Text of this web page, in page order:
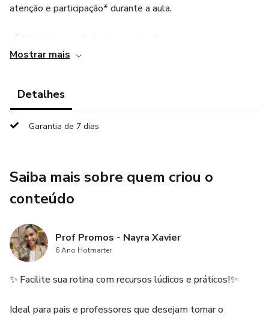
atenção e participação* durante a aula.
🖍️ Perfeito para *colorir e montar*.
• Arquivo em *pdf pronto para impressão*
• *Material não editável*
• Atividade *interativa em 3D*
• Atividade *para colorir e montar*
Uma proposta *simples, econômica e super encantadora*
Mostrar mais
Detalhes
Garantia de 7 dias
Saiba mais sobre quem criou o
conteúdo
Prof Promos - Nayra Xavier
6 Ano Hotmarter
✨ Facilite sua rotina com recursos lúdicos e práticos!✨
Ideal para pais e professores que desejam tornar o